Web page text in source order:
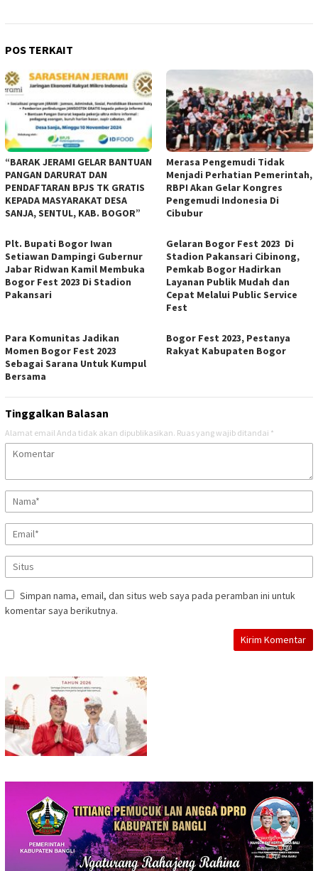
POS TERKAIT
“BARAK JERAMI GELAR BANTUAN
PANGAN DARURAT DAN
PENDAFTARAN BPJS TK GRATIS
KEPADA MASYARAKAT DESA
SANJA, SENTUL, KAB. BOGOR”
Merasa Pengemudi Tidak
Menjadi Perhatian Pemerintah,
RBPI Akan Gelar Kongres
Pengemudi Indonesia Di
Cibubur
Plt. Bupati Bogor Iwan
Setiawan Dampingi Gubernur
Jabar Ridwan Kamil Membuka
Bogor Fest 2023 Di Stadion
Pakansari
Gelaran Bogor Fest 2023 Di
Stadion Pakansari Cibinong,
Pemkab Bogor Hadirkan
Layanan Publik Mudah dan
Cepat Melalui Public Service
Fest
Para Komunitas Jadikan
Momen Bogor Fest 2023
Sebagai Sarana Untuk Kumpul
Bersama
Bogor Fest 2023, Pestanya
Rakyat Kabupaten Bogor
Tinggalkan Balasan
Alamat email Anda tidak akan dipublikasikan. Ruas yang wajib ditandai *
Simpan nama, email, dan situs web saya pada peramban ini untuk
komentar saya berikutnya.